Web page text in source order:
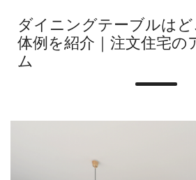
ダイニングテーブルは
体例を紹介｜注文住宅の
ム